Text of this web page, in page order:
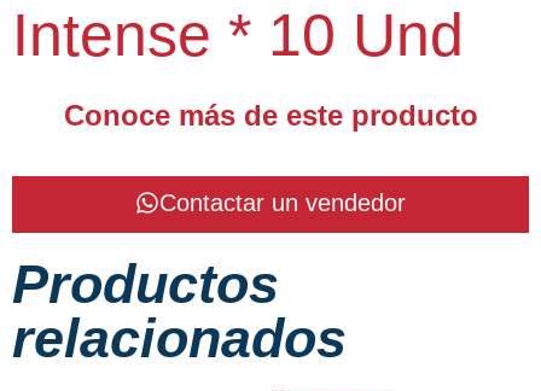
Intense * 10 Und
Conoce más de este producto
Contactar un vendedor
Productos
relacionados